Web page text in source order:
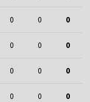
0 0 0
0 0 0
0 0 0
0 0 0